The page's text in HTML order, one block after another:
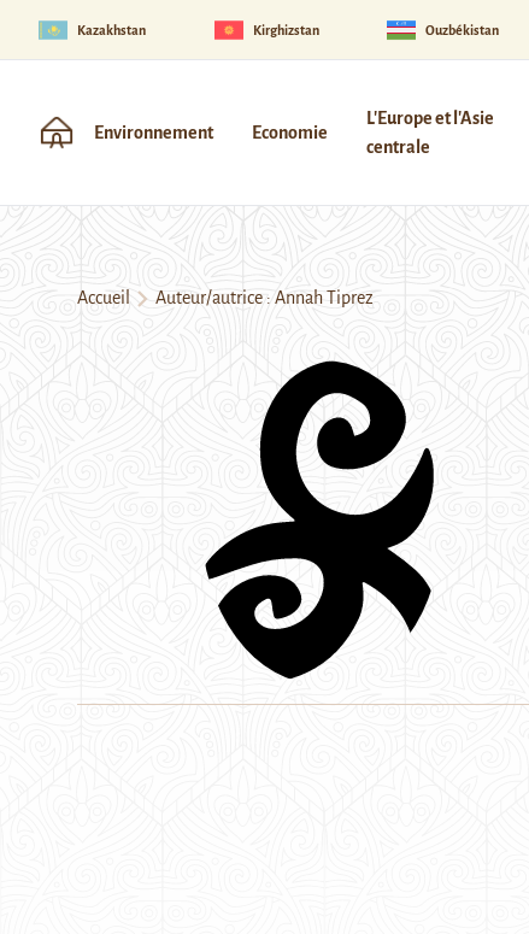
Kazakhstan Kirghizstan Ouzbékistan
Environnement Economie
L'Europe et l'Asie
centrale
Accueil Auteur/autrice : Annah Tiprez